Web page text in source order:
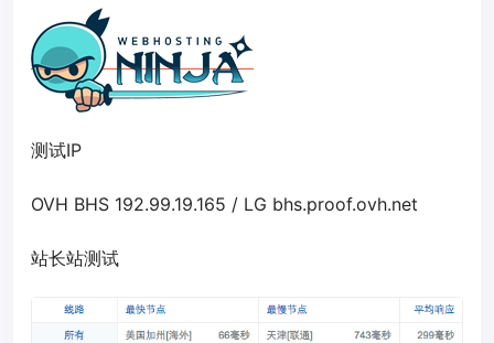
测试IP
OVH BHS 192.99.19.165 / LG bhs.proof.ovh.net
站长站测试